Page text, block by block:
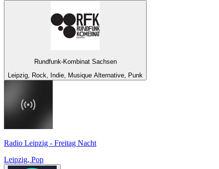
Rundfunk-Kombinat Sachsen
Leipzig, Rock, Indie, Musique Alternative, Punk
Radio Leipzig - Freitag Nacht
Leipzig, Pop